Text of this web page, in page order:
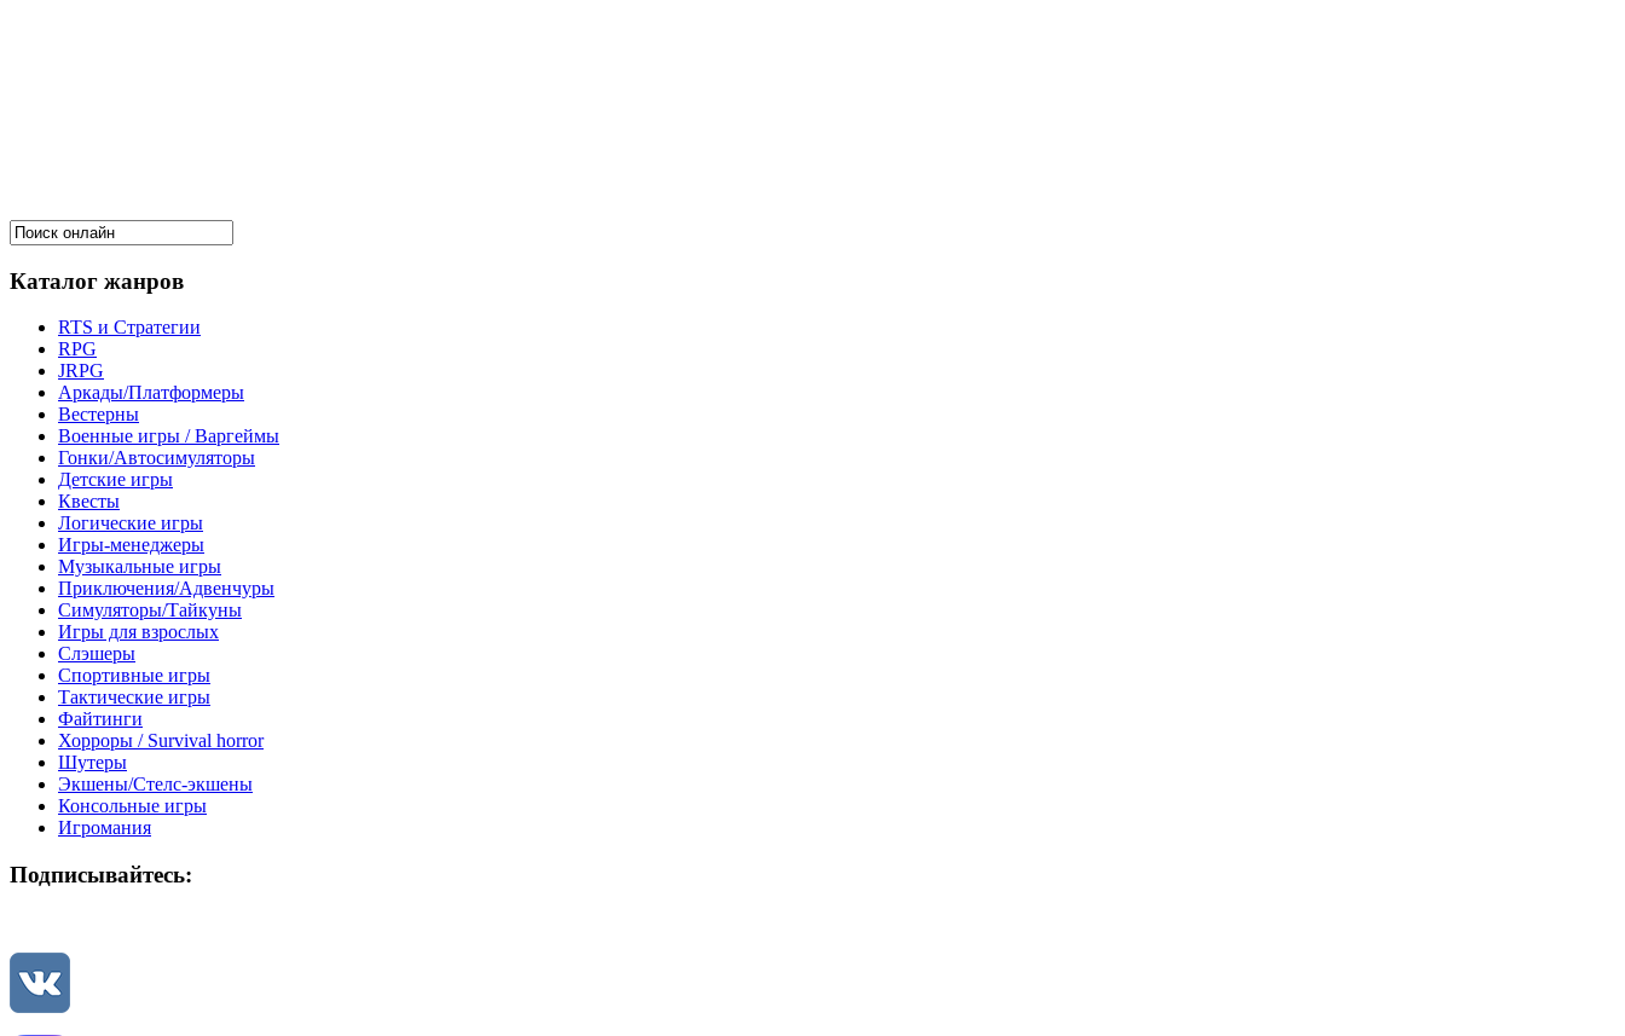
Каталог жанров
RTS и Стратегии
RPG
JRPG
Аркады/Платформеры
Вестерны
Военные игры / Варгеймы
Гонки/Автосимуляторы
Детские игры
Квесты
Логические игры
Игры-менеджеры
Музыкальные игры
Приключения/Адвенчуры
Симуляторы/Тайкуны
Игры для взрослых
Слэшеры
Спортивные игры
Тактические игры
Файтинги
Хорроры / Survival horror
Шутеры
Экшены/Стелс-экшены
Консольные игры
Игромания
Подписывайтесь: